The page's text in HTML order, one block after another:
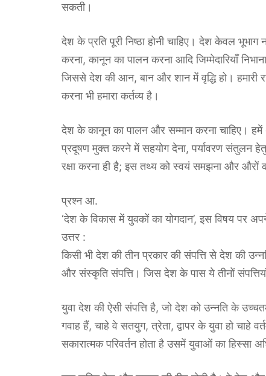
सकती।
देश के प्रति पूरी निष्ठा होनी चाहिए। देश केवल
करना, कानून का पालन करना आदि जिम्मेदारियाँ
जिससे देश की आन, बान और शान में वृद्धि हो। हमारी
करना भी हमारा कर्तव्य है।
देश के कानून का पालन और सम्मान करना चाहिए।
प्रदूषण मुक्त करने में सहयोग देना, पर्यावरण संतुलन
रक्षा करना ही है; इस तथ्य को स्वयं समझना और औरों
प्रश्न आ.
‘देश के विकास में युवकों का योगदान’, इस विषय पर
उत्तर :
किसी भी देश की तीन प्रकार की संपत्ति से देश की
और संस्कृति संपत्ति। जिस देश के पास ये तीनों
युवा देश की ऐसी संपत्ति है, जो देश को उन्नति के
गवाह हैं, चाहे वे सतयुग, त्रेता, द्वापर के युवा हो चाहे
सकारात्मक परिवर्तन होता है उसमें युवाओं का हिस्सा